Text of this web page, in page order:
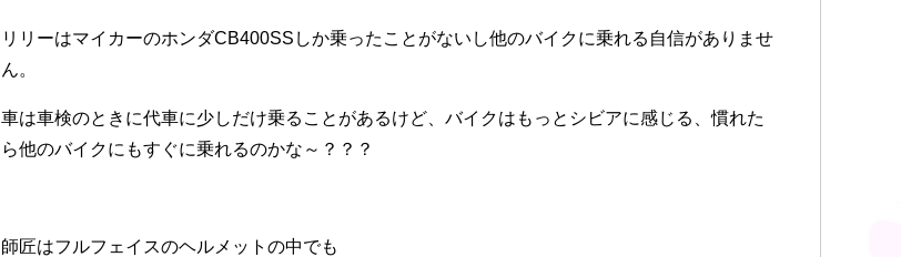
リリーはマイカーのホンダCB400SSしか乗ったことがないし他のバイクに乗れる自信がありませ
ん。
車は車検のときに代車に少しだけ乗ることがあるけど、バイクはもっとシビアに感じる、慣れた
ら他のバイクにもすぐに乗れるのかな～？？？
師匠はフルフェイスのヘルメットの中でも